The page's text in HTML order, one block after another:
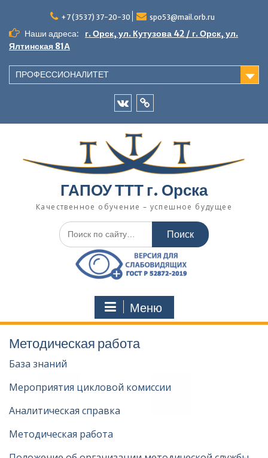
содержимому
+7 (3537) 37-20-30 spo53@mail.orb.ru
Наши адреса:
г. Орск, ул. Кутузова 42 / г. Орск, ул.
Ялтинская 81А
ПРОФЕССИОНАЛИТЕТ
ГАПОУ ТТТ г. Орска
Качественное обучение – успешное будущее
Искать:
Меню
Методическая работа
База знаний
Мероприятия цикловой комиссии
Аналитическая справка
Методическая работа